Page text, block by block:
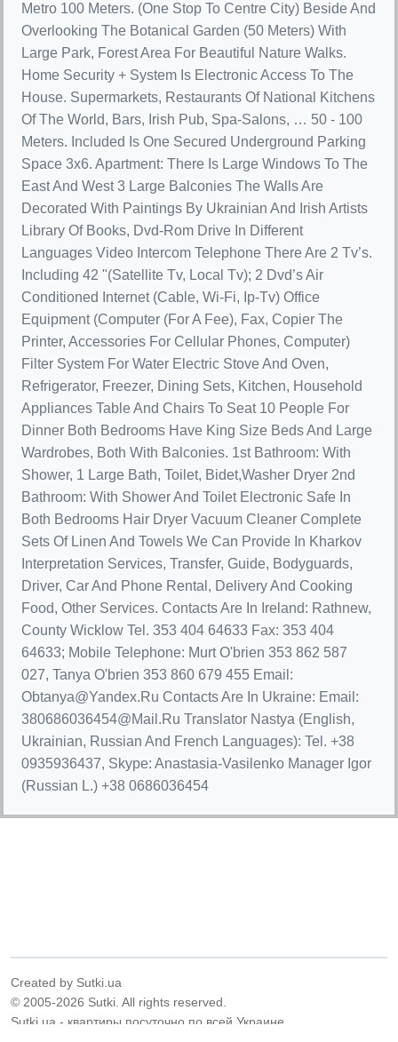
Metro 100 Meters. (One Stop To Centre City) Beside And
Overlooking The Botanical Garden (50 Meters) With
Large Park, Forest Area For Beautiful Nature Walks.
Home Security + System Is Electronic Access To The
House. Supermarkets, Restaurants Of National Kitchens
Of The World, Bars, Irish Pub, Spa-Salons, … 50 - 100
Meters. Included Is One Secured Underground Parking
Space 3x6. Apartment: There Is Large Windows To The
East And West 3 Large Balconies The Walls Are
Decorated With Paintings By Ukrainian And Irish Artists
Library Of Books, Dvd-Rom Drive In Different
Languages Video Intercom Telephone There Are 2 Tv’s.
Including 42 "(Satellite Tv, Local Tv); 2 Dvd’s Air
Conditioned Internet (Cable, Wi-Fi, Ip-Tv) Office
Equipment (Computer (For A Fee), Fax, Copier The
Printer, Accessories For Cellular Phones, Computer)
Filter System For Water Electric Stove And Oven,
Refrigerator, Freezer, Dining Sets, Kitchen, Household
Appliances Table And Chairs To Seat 10 People For
Dinner Both Bedrooms Have King Size Beds And Large
Wardrobes, Both With Balconies. 1st Bathroom: With
Shower, 1 Large Bath, Toilet, Bidet,Washer Dryer 2nd
Bathroom: With Shower And Toilet Electronic Safe In
Both Bedrooms Hair Dryer Vacuum Cleaner Complete
Sets Of Linen And Towels We Can Provide In Kharkov
Interpretation Services, Transfer, Guide, Bodyguards,
Driver, Car And Phone Rental, Delivery And Cooking
Food, Other Services. Contacts Are In Ireland: Rathnew,
County Wicklow Tel. 353 404 64633 Fax: 353 404
64633; Mobile Telephone: Murt O'brien 353 862 587
027, Tanya O'brien 353 860 679 455 Email:
Obtanya@Yandex.Ru Contacts Are In Ukraine: Email:
380686036454@Mail.Ru Translator Nastya (English,
Ukrainian, Russian And French Languages): Tel. +38
0935936437, Skype: Anastasia-Vasilenko Manager Igor
(Russian L.) +38 0686036454
Created by Sutki.ua
© 2005-2026 Sutki. All rights reserved.
Sutki.ua - квартиры посуточно по всей Украине.